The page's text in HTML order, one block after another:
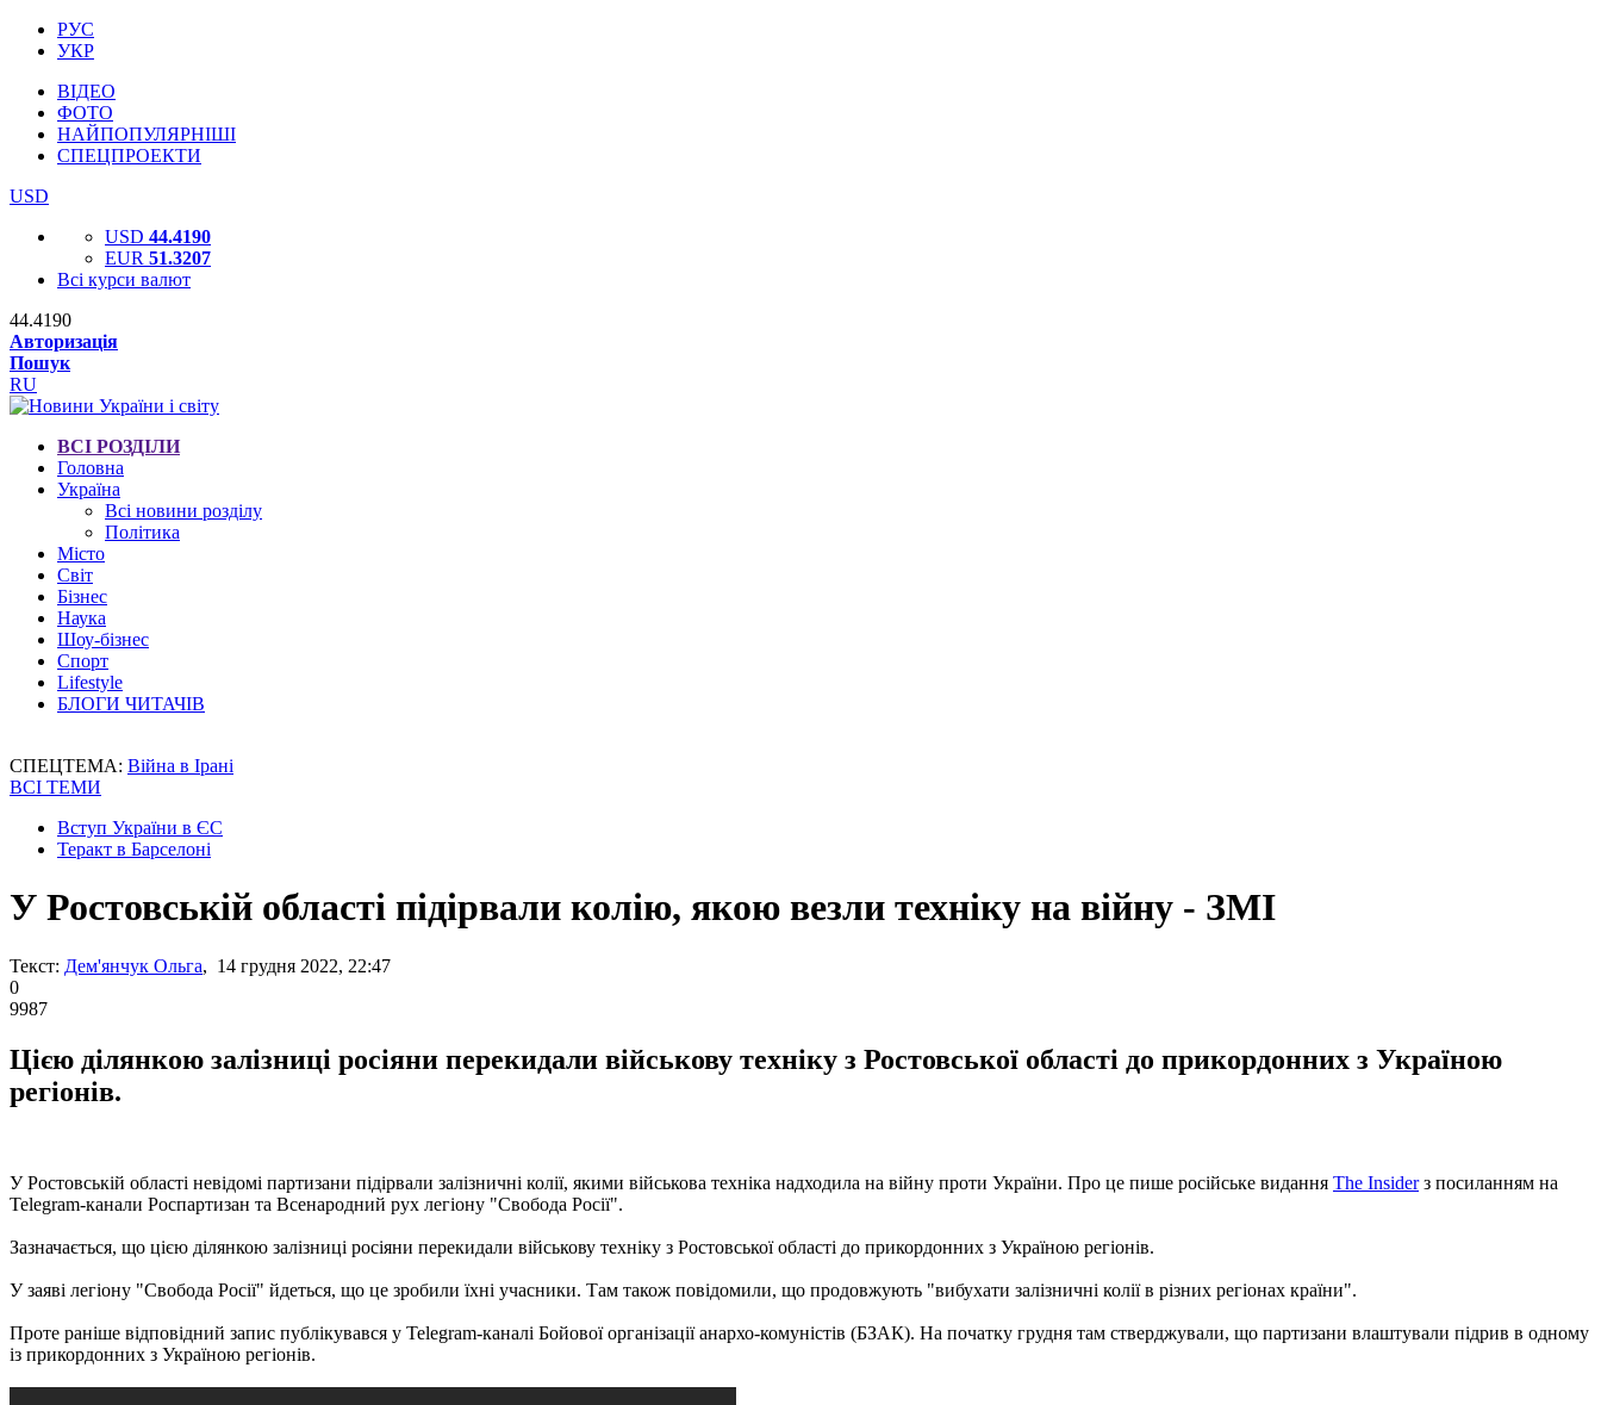
РУС
УКР
ВІДЕО
ФОТО
НАЙПОПУЛЯРНІШІ
СПЕЦПРОЕКТИ
USD
USD 44.4190
EUR 51.3207
Всі курси валют
44.4190
Авторизація
Пошук
RU
ВСІ РОЗДІЛИ
Головна
Україна
Всі новини розділу
Політика
Місто
Світ
Бізнес
Наука
Шоу-бізнес
Спорт
Lifestyle
БЛОГИ ЧИТАЧІВ
СПЕЦТЕМА: Війна в Ірані
ВСІ ТЕМИ
Вступ України в ЄС
Теракт в Барселоні
У Ростовській області підірвали колію, якою везли техніку на війну - ЗМІ
Текст: Дем'янчук Ольга, 14 грудня 2022, 22:47
0
9987
Цією ділянкою залізниці росіяни перекидали військову техніку з Ростовської області до прикордонних з Україною
регіонів.
У Ростовській області невідомі партизани підірвали залізничні колії, якими військова техніка надходила на війну проти України. Про це пише російське видання The Insiderз посиланням на
Telegram-канали Роспартизан та Всенародний рух легіону "Свобода Росії".
Зазначається, що цією ділянкою залізниці росіяни перекидали військову техніку з Ростовської області до прикордонних з Україною регіонів.
У заяві легіону "Свобода Росії" йдеться, що це зробили їхні учасники. Там також повідомили, що продовжують "вибухати залізничні колії в різних регіонах країни".
Проте раніше відповідний запис публікувався у Telegram-каналі Бойової організації анархо-комуністів (БЗАК). На початку грудня там стверджували, що партизани влаштували підрив в одному
із прикордонних з Україною регіонів.